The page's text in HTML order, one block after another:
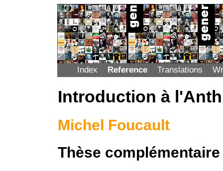
Index Reference Translations
Introduction à
Michel Foucault
Thèse